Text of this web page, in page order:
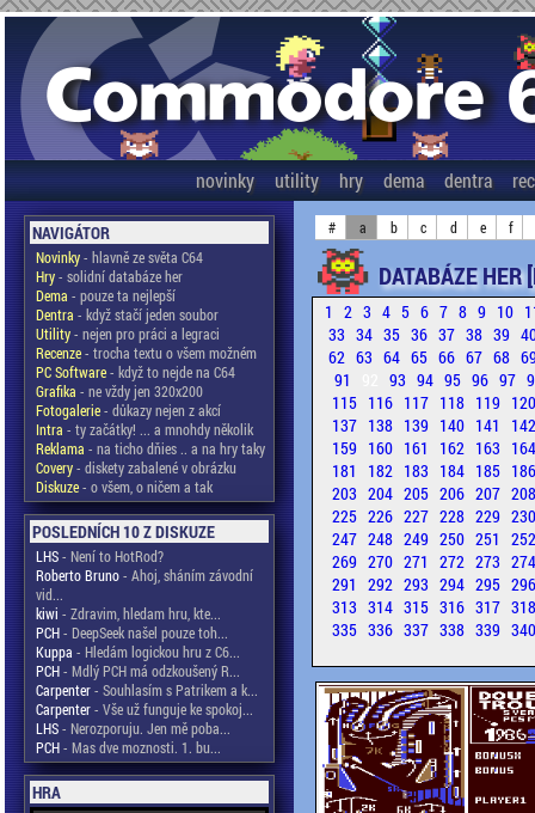
novinky utility hry dema dentra
NAVIGÁTOR
Novinky- hlavně ze světa C64
Hry- solidní databáze her
Dema - pouze ta nejlepší
Dentra - když stačí jeden soubor
Utility- nejen pro práci a legraci
Recenze- trocha textu o všem možném
PC Software- když to nejde na C64
Grafika - ne vždy jen 320x200
Fotogalerie- důkazy nejen z akcí
Intra - ty začátky! ... a mnohdy několik
Reklama - na ticho dňies .. a na hry taky
Covery- diskety zabalené v obrázku
Diskuze- o všem, o ničem a tak
POSLEDNÍCH 10 Z DISKUZE
LHS- Není to HotRod?
Roberto Bruno- Ahoj, sháním závodní
vid...
kiwi - Zdravim, hledam hru, kte...
PCH- DeepSeek našel pouze toh...
Kuppa - Hledám logickou hru z C6...
PCH- Mdlý PCH má odzkoušený R...
Carpenter- Souhlasím s Patrikem a k...
Carpenter- Vše už funguje ke spokoj...
LHS- Nerozporuju. Jen mě poba...
PCH- Mas dve moznosti. 1. bu...
HRA
# a b c d e f
DATABÁZE
1 2 3 4 5 6 7 8 9 10
33 34 35 36 37 38 39
62 63 64 65 66 67 68
91
93 94 95 96 97
115 116 117 118 119
137 138 139 140 141
159 160 161 162 163
181
182 183 184 185
203 204 205 206 207
225 226 227 228 229
247 248 249 250 251
269 270 271 272 273
291 292 293 294 295
313 314 315 316 317
335 336 337 338 339